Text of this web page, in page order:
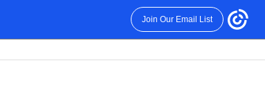
Join Our Email List